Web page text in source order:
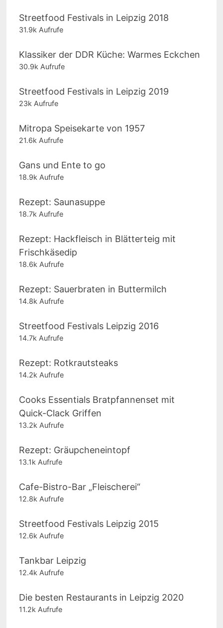
Streetfood Festivals in Leipzig 2018
31.9k Aufrufe
Klassiker der DDR Küche: Warmes Eckchen
30.9k Aufrufe
Streetfood Festivals in Leipzig 2019
23k Aufrufe
Mitropa Speisekarte von 1957
21.6k Aufrufe
Gans und Ente to go
18.9k Aufrufe
Rezept: Saunasuppe
18.7k Aufrufe
Rezept: Hackfleisch in Blätterteig mit
Frischkäsedip
18.6k Aufrufe
Rezept: Sauerbraten in Buttermilch
14.8k Aufrufe
Streetfood Festivals Leipzig 2016
14.7k Aufrufe
Rezept: Rotkrautsteaks
14.2k Aufrufe
Cooks Essentials Bratpfannenset mit
Quick-Clack Griffen
13.2k Aufrufe
Rezept: Gräupcheneintopf
13.1k Aufrufe
Cafe-Bistro-Bar „Fleischerei“
12.8k Aufrufe
Streetfood Festivals Leipzig 2015
12.6k Aufrufe
Tankbar Leipzig
12.4k Aufrufe
Die besten Restaurants in Leipzig 2020
11.2k Aufrufe